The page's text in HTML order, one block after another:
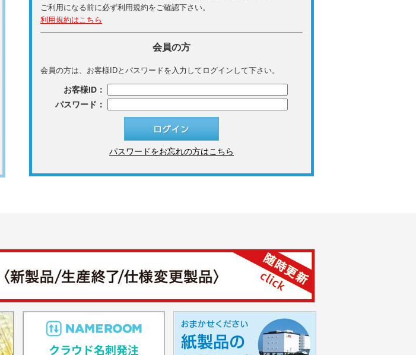
ご利用になる前に必ず利用規約をご確認下さい。
利用規約はこちら
会員の方
会員の方は、お客様IDとパスワードを入力してログインして下さい。
お客様ID：
パスワード：
パスワードをお忘れの方はこちら